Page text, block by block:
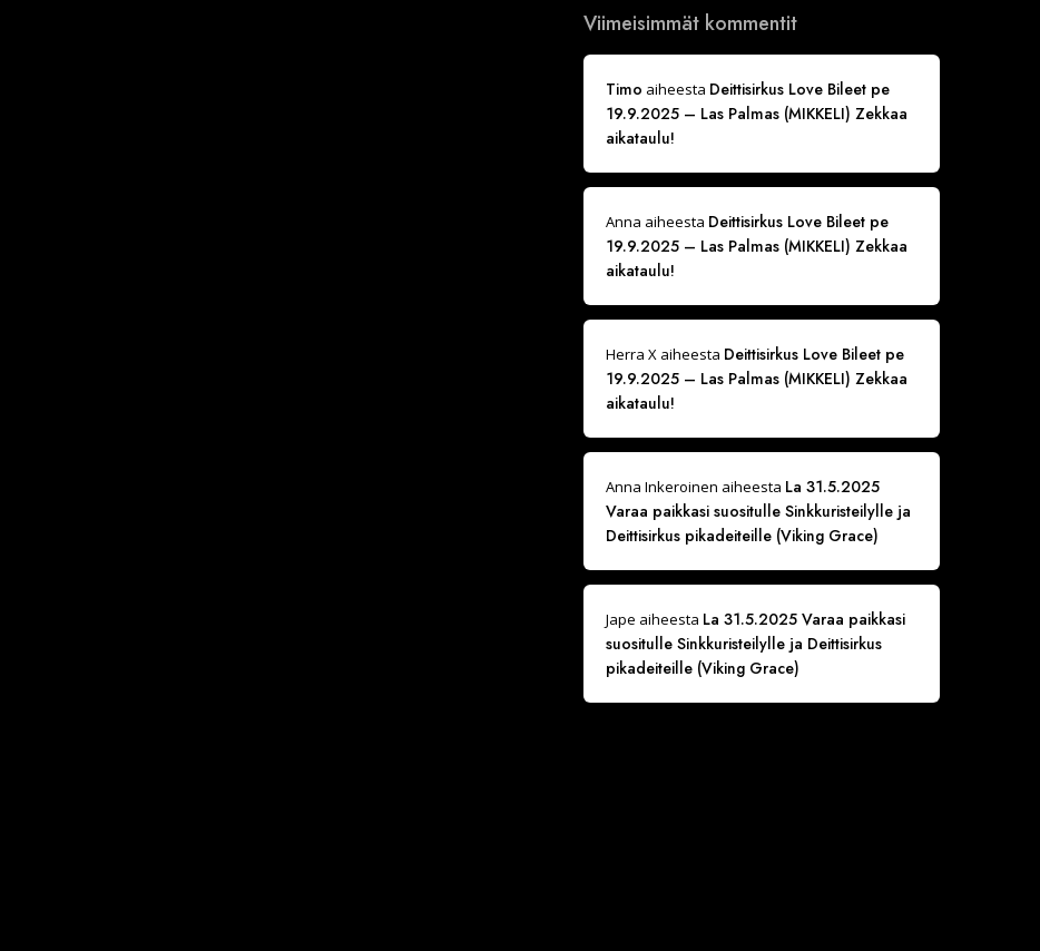
Viimeisimmät kommentit
Timo aiheesta Deittisirkus Love Bileet pe
19.9.2025 – Las Palmas (MIKKELI) Zekkaa
aikataulu!
Anna aiheesta Deittisirkus Love Bileet pe
19.9.2025 – Las Palmas (MIKKELI) Zekkaa
aikataulu!
Herra Xaiheesta Deittisirkus Love Bileet pe
19.9.2025 – Las Palmas (MIKKELI) Zekkaa
aikataulu!
Anna Inkeroinen aiheesta La 31.5.2025
Varaa paikkasi suositulle Sinkkuristeilylle ja
Deittisirkus pikadeiteille (Viking Grace)
Jape aiheesta La 31.5.2025 Varaa paikkasi
suositulle Sinkkuristeilylle ja Deittisirkus
pikadeiteille (Viking Grace)